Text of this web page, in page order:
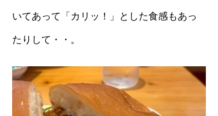
いてあって「カリッ！」とした食感もあっ
たりして・・。